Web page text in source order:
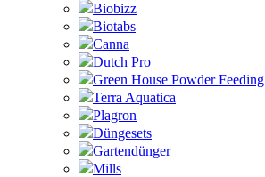
Biobizz
Biotabs
Canna
Dutch Pro
Green House Powder Feeding
Terra Aquatica
Plagron
Düngesets
Gartendünger
Mills